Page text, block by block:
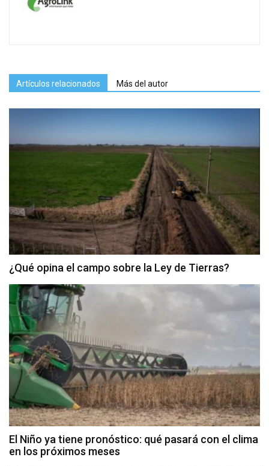
Artículos relacionados Más del autor
¿Qué opina el campo sobre la Ley de Tierras?
El Niño ya tiene pronóstico: qué pasará con el clima
en los próximos meses